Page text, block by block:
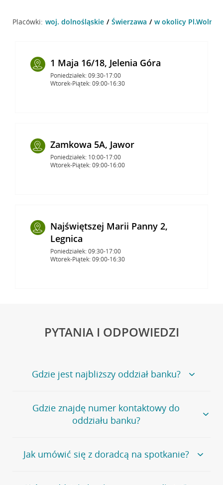
Placówki: woj. dolnośląskie Świerzawa w okolicy
1 Maja 16/18, Jelenia Góra
Poniedziałek: 09:30-17:00
Wtorek-Piątek: 09:00-16:30
Zamkowa 5A, Jawor
Poniedziałek: 10:00-17:00
Wtorek-Piątek: 09:00-16:00
Najświętszej Marii Panny 2,
Legnica
Poniedziałek: 09:30-17:00
Wtorek-Piątek: 09:00-16:30
PYTANIA I ODPOWIEDZI
Gdzie jest najbliższy oddział banku?
Jeśli szukasz oddziału naszego banku, zapraszamy na
stronęPlacówki i bankomaty, na której znajduje się
wygodna wyszukiwarka.
oddziałów
Gdzie znajdę numer kontaktowy do
oddziału banku?
Bank Credit Agricole nie udostępnia ogólnego numeru
telefonu do placówki bankowej.
Jak umówić się z doradcą na spotkanie?